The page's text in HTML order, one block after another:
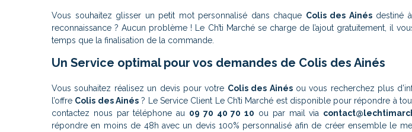
Vous souhaitez glisser un petit mot personnalisé dans chaque Colis des Ainésdestiné
reconnaissance ? Aucun problème ! Le Ch’ti Marché se charge de l’ajout gratuitement, il
temps que la finalisation de la commande.
Un Service optimal pour vos demandes de Colis des Ainés
Vous souhaitez réalisez un devis pour votre Colis des Ainésou vous recherchez plus
l’offre Colis des Ainés? Le Service Client Le Ch’ti Marché est disponible pour répondre à
contactez nous par téléphone au 09 70 40 70 10 ou par mail via
répondre en moins de 48h avec un devis 100% personnalisé afin de créer ensemble le